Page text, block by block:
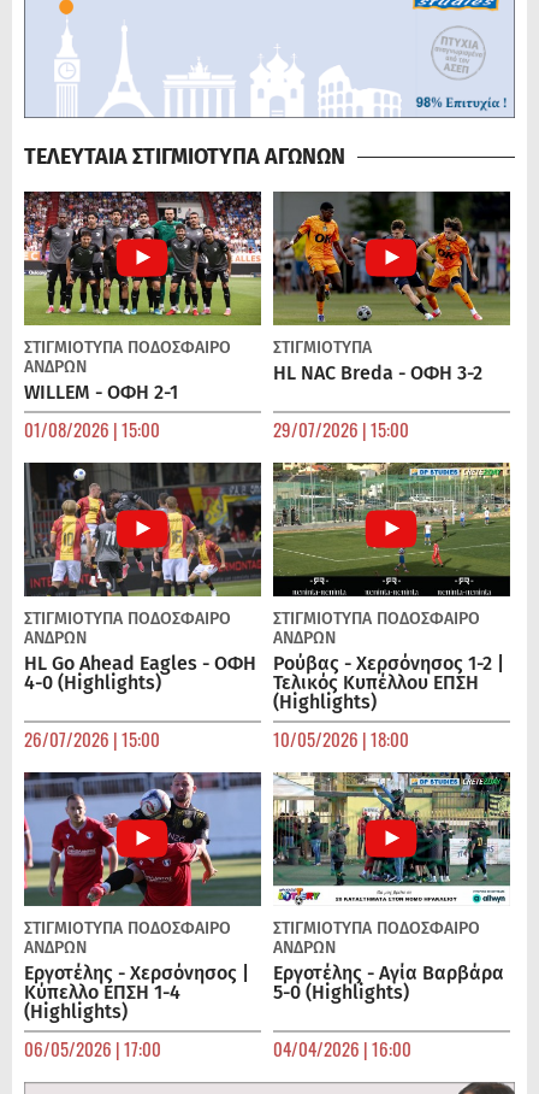
ΤΕΛΕΥΤΑΙΑ ΣΤΙΓΜΙΟΤΥΠΑ ΑΓΩΝΩΝ
ΣΤΙΓΜΙΟΤΥΠΑ ΠΟΔΌΣΦΑΙΡΟ
ΑΝΔΡΏΝ
WILLEM - ΟΦΗ 2-1
01/08/2026 | 15:00
ΣΤΙΓΜΙΟΤΥΠΑ
HL NAC Breda - ΟΦΗ 3-2
29/07/2026 | 15:00
ΣΤΙΓΜΙΟΤΥΠΑ ΠΟΔΌΣΦΑΙΡΟ
ΑΝΔΡΏΝ
HL Go Ahead Eagles - ΟΦΗ
4-0 (Highlights)
26/07/2026 | 15:00
ΣΤΙΓΜΙΟΤΥΠΑ ΠΟΔΌΣΦΑΙΡΟ
ΑΝΔΡΏΝ
Ρούβας - Χερσόνησος 1-2 |
Τελικός Κυπέλλου ΕΠΣΗ
(Highlights)
10/05/2026 | 18:00
ΣΤΙΓΜΙΟΤΥΠΑ ΠΟΔΌΣΦΑΙΡΟ
ΑΝΔΡΏΝ
Εργοτέλης - Χερσόνησος |
Κύπελλο ΕΠΣΗ 1-4
(Highlights)
06/05/2026 | 17:00
ΣΤΙΓΜΙΟΤΥΠΑ ΠΟΔΌΣΦΑΙΡΟ
ΑΝΔΡΏΝ
Εργοτέλης - Αγία Βαρβάρα
5-0 (Highlights)
04/04/2026 | 16:00